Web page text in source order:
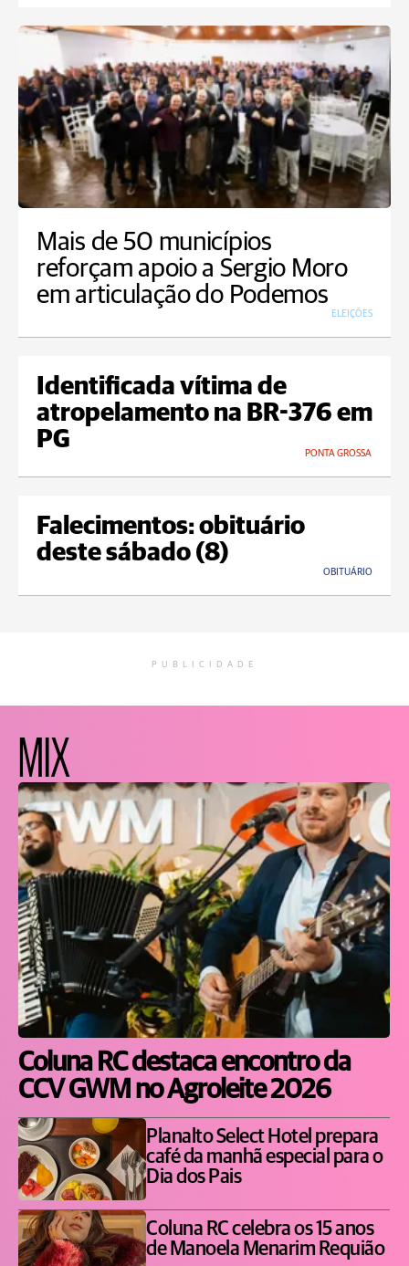
Mais de 50 municípios
reforçam apoio a Sergio Moro
em articulação do Podemos
ELEIÇÕES
Identificada vítima de
atropelamento na BR-376 em
PG
PONTA GROSSA
Falecimentos: obituário
deste sábado (8)
OBITUÁRIO
PUBLICIDADE
MIX
Coluna RC destaca encontro da
CCV GWM no Agroleite 2026
Planalto Select Hotel prepara
café da manhã especial para o
Dia dos Pais
Coluna RC celebra os 15 anos
de Manoela Menarim Requião